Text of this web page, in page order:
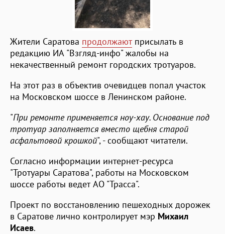
Жители Саратова продолжаютприсылать в
редакцию ИА "Взгляд-инфо" жалобы на
некачественный ремонт городских тротуаров.
На этот раз в объектив очевидцев попал участок
на Московском шоссе в Ленинском районе.
"При ремонте применяется ноу-хау. Основание под
тротуар заполняется вместо щебня старой
асфальтовой крошкой", - сообщают читатели.
Согласно информации интернет-ресурса
"Тротуары Саратова", работы на Московском
шоссе работы ведет АО "Трасса".
Проект по восстановлению пешеходных дорожек
в Саратове лично контролирует мэр Михаил
Исаев.